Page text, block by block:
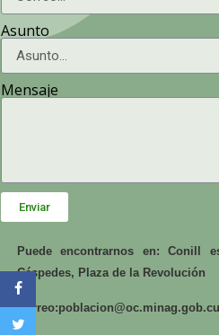
Asunto
Mensaje
Enviar
Puede encontrarnos en: Conill
Céspedes, Plaza de la
Correo:poblacion@oc.minag.gob.cu